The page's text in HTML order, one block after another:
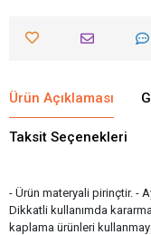
Ürün Açıklaması
Taksit Seçenekleri
- Ürün materyali pirinçtir. -
Dikkatli kullanımda
kaplama ürünleri